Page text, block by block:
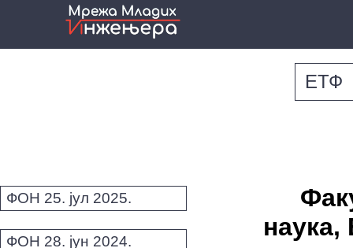
ЕТФ
ФОН 25. јул 2025.
ФОН 28. јун 2024.
наука,